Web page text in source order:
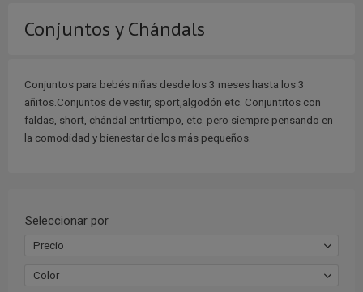
Conjuntos y Chándals
Conjuntos para bebés niñas desde los 3 meses hasta los 3
añitos.Conjuntos de vestir, sport,algodón etc. Conjuntitos con
faldas, short, chándal entrtiempo, etc. pero siempre pensando en
la comodidad y bienestar de los más pequeños.
Seleccionar por
Precio
Color